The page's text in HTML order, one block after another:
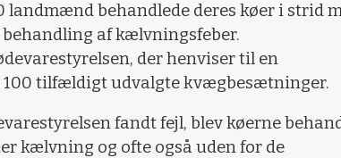
landmænd behandlede deres køer i strid
af kælvningsfeber.
der henviser til en
100 tilfældigt udvalgte kvægbesætninger.
fandt fejl, blev køerne
kælvning og ofte også uden for de